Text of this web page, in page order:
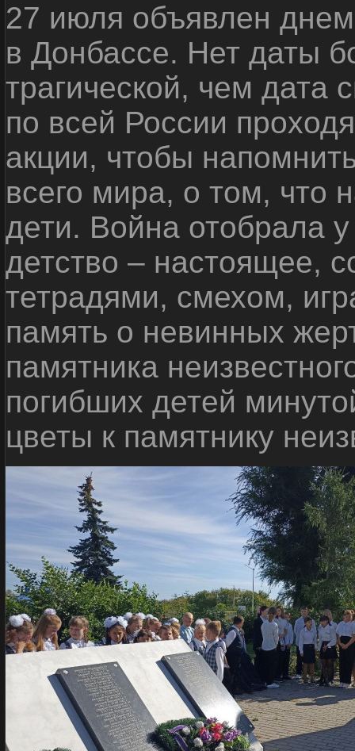
27 июля объявлен
в Донбассе. Нет даты
трагической, чем дата
по всей России
акции, чтобы
всего мира, о том, что
дети. Война отобрала
детство – настоящее,
тетрадями, смехом,
память о невинных
памятника
погибших детей
цветы к памятнику